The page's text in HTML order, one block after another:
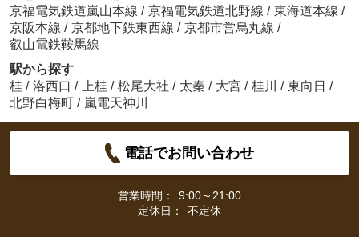
京福電気鉄道嵐山本線 / 京福電気鉄道北野線 / 東海道本線 /
京阪本線 / 京都地下鉄東西線 / 京都市営烏丸線 /
叡山電鉄鞍馬線
駅から探す
桂 / 洛西口 / 上桂 / 松尾大社 / 太秦 / 大宮 / 桂川 / 東向日 /
北野白梅町 / 嵐電天神川
電話でお問い合わせ
営業時間：
9:00～21:00
定休日：
不定休